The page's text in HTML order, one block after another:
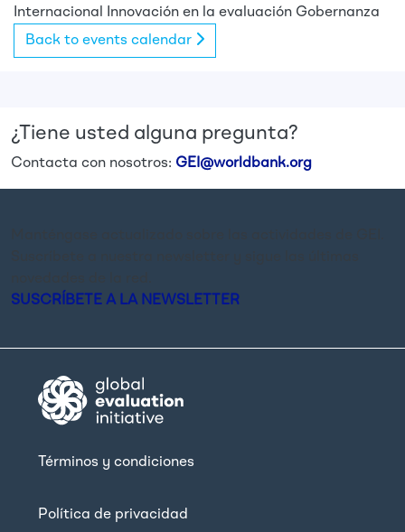
Internacional
Innovación en la evaluación Gobernanza
Back to events calendar
¿Tiene usted alguna pregunta?
Contacta con nosotros: GEI@worldbank.org
SUSCRÍBETE A LA NEWSLETTER
Términos y condiciones
Política de privacidad